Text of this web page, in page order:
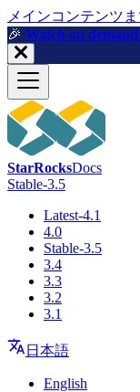
メインコンテンツ
🎉️ Watch on
StarRocksDocs
Stable-3.5
Latest-4.1
4.0
Stable-3.5
3.4
3.3
3.2
3.1
日本語
English